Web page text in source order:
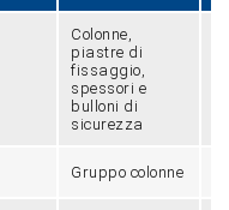
Colonne,
piastre di
fissaggio,
spessori e
bulloni di
sicurezza
Gruppo colonne